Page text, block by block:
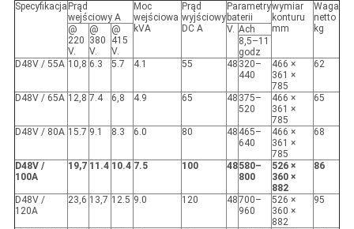
Specyfikacja Prąd
wejściowy A
Moc
wejściowa
kVA
Prąd
wyjściowy
DC A
Parametry
baterii
wymiar
konturu
mm
Waga
netto
kg
@
220
V.
@
380
V.
@
415
V.
V. Ach
8,5–11
godz
D48V / 55A 10,8 6.3 5.7 4.1 55 48 320–
440
466 ×
361 ×
785
62
D48V / 65A 12,8 7.4 6,8 4.9 65 48 375–
520
466 ×
361 ×
785
65
D48V / 80A 15.7 9.1 8.3 6.0 80 48 465–
640
466 ×
361 ×
785
68
D48V /
100A
19,7 11.4 10.4 7.5 100 48580–
800
526 ×
360 ×
882
86
D48V /
120A
23,6 13,7 12.5 9.0 120 48700–
960
526 ×
360 ×
882
95